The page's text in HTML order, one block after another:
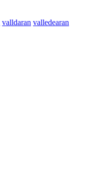
valldaran valledearan